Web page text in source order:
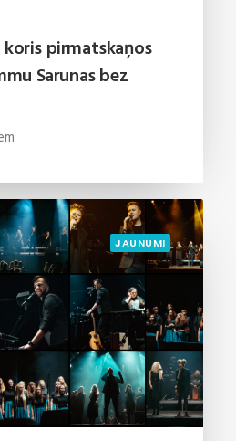
koris pirmatskaņos
Sarunas bez
JAUNUMI